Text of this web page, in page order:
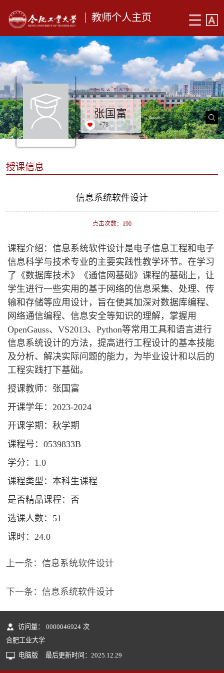
教师个人主页
张国富
+78
授课信息
信息系统软件设计
点击次数： 190
课程介绍：信息系统软件设计是电子信息工程和电子
信息科学与技术专业的主要实践性教学环节。在学习
了《数据库技术》《通信网基础》课程的基础上，让
学生进行一些实用的基于网络的信息采集、处理、传
输和存储等应用设计，旨在使其加深对数据库编程、
网络通信编程、信息安全等知识的理解，掌握用
OpenGauss、VS2013、Python等常用工具和语言进行
信息系统设计的方法，提高进行工程设计的基本技能
及分析、解决实际问题的能力，为毕业设计和以后的
工程实践打下基础。
授课教师：张国富
开课学年：2023-2024
开课学期：秋学期
课程号：0539833B
学分：1.0
课程类型：本科生课程
是否精品课程：否
选课人数：51
课时：24.0
上一条： 信息系统软件设计
下一条： 信息系统软件设计
访问量： 0000046924 次
合肥工业大学
电脑版
最后更新时间： 2025 12 29